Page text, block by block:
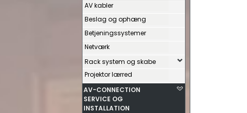
AV kabler
Beslag og ophæng
Betjeningssystemer
Netværk
Rack system og skabe
Projektor lærred
AV-CONNECTION
SERVICE OG
INSTALLATION